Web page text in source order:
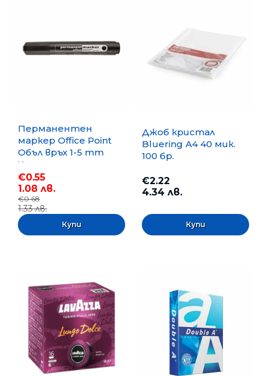
Перманентен
маркер Office Point
Объл връх 1-5 mm
Черен
€0.55
1.08 лв.
€0.68
1.33 лв.
Джоб кристал
Bluering А4 40 мик.
100 бр.
€2.22
4.34 лв.